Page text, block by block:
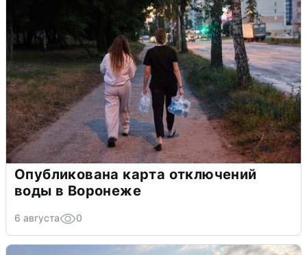
Опубликована карта отключений
воды в Воронеже
6 августа 0